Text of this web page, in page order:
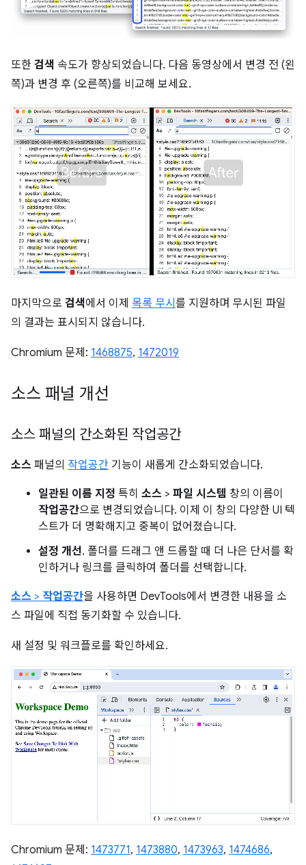
또한 검색 속도가 향상되었습니다. 다음 동영상에서 변경 전 (왼
쪽)과 변경 후 (오른쪽)를 비교해 보세요.
마지막으로 검색에서 이제 목록 무시 를 지원하며 무시된 파일
의 결과는 표시되지 않습니다.
Chromium 문제: 1468875, 1472019
소스 패널 개선
소스 패널의 간소화된 작업공간
소스 패널의 작업공간 기능이 새롭게 간소화되었습니다.
일관된 이름 지정 특히 소스 > 파일 시스템 창의 이름이
작업공간으로 변경되었습니다. 이제 이 창의 다양한 UI 텍
스트가 더 명확해지고 중복이 없어졌습니다.
설정 개선. 폴더를 드래그 앤 드롭할 때 더 나은 단서를 확
인하거나 링크를 클릭하여 폴더를 선택합니다.
소스 > 작업공간을 사용하면 DevTools에서 변경한 내용을 소
스 파일에 직접 동기화할 수 있습니다.
새 설정 및 워크플로를 확인하세요.
Chromium 문제: 1473771, 1473880, 1473963, 1474686,